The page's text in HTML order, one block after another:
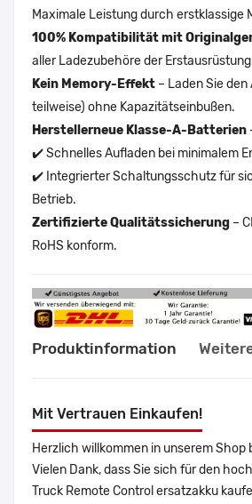
Maximale Leistung durch erstklassige
100% Kompatibilität mit
aller Ladezubehöre der
Kein Memory-Effekt – Laden Sie
teilweise) ohne Kapazitätseinbußen.
Herstellerneue Klasse-A-Batterien
✔️ Schnelles Aufladen bei minimalem
✔️ Integrierter Schaltungsschutz für
Betrieb.
Zertifizierte Qualitätssicherung –
RoHS konform.
Produktinformation
Mit Vertrauen Einkaufen!
Herzlich willkommen in unserem Shop
Vielen Dank, dass Sie sich für den
Truck Remote Control ersatzakku